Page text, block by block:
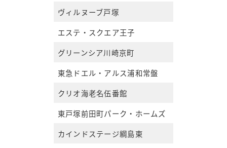
ヴィルヌーブ戸塚
エステ・スクエア王子
グリーンシア川崎京町
東急ドエル・アルス浦和常盤
クリオ海老名伍番館
東戸塚前田町パーク・ホームズ
カインドステージ綱島東